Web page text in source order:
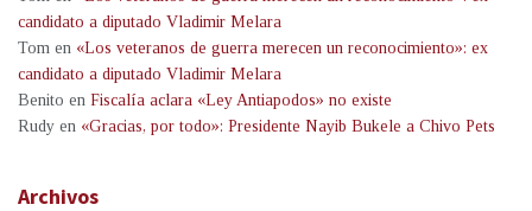
candidato a diputado Vladimir Melara
Tom en «Los veteranos de guerra merecen un reconocimiento»: ex
candidato a diputado Vladimir Melara
Benito en Fiscalía aclara «Ley Antiapodos» no existe
Rudy en «Gracias, por todo»: Presidente Nayib Bukele a Chivo Pets
Archivos